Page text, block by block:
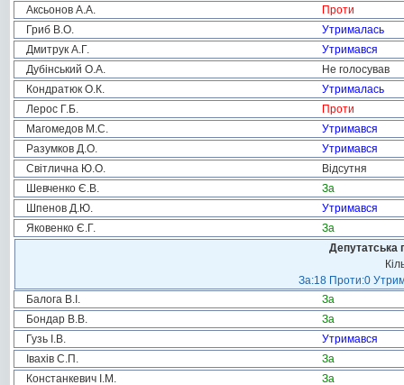
Аксьонов А.А.
Проти
Гриб В.О.
Утрималась
Дмитрук А.Г.
Утримався
Дубінський О.А.
Не голосував
Кондратюк О.К.
Утрималась
Лерос Г.Б.
Проти
Магомедов М.С.
Утримався
Разумков Д.О.
Утримався
Світлична Ю.О.
Відсутня
Шевченко Є.В.
За
Шпенов Д.Ю.
Утримався
Яковенко Є.Г.
За
Депутатська
За:18 Проти:0
Балога В.І.
За
Бондар В.В.
За
Гузь І.В.
Утримався
Івахів С.П.
За
Констанкевич І.М.
За